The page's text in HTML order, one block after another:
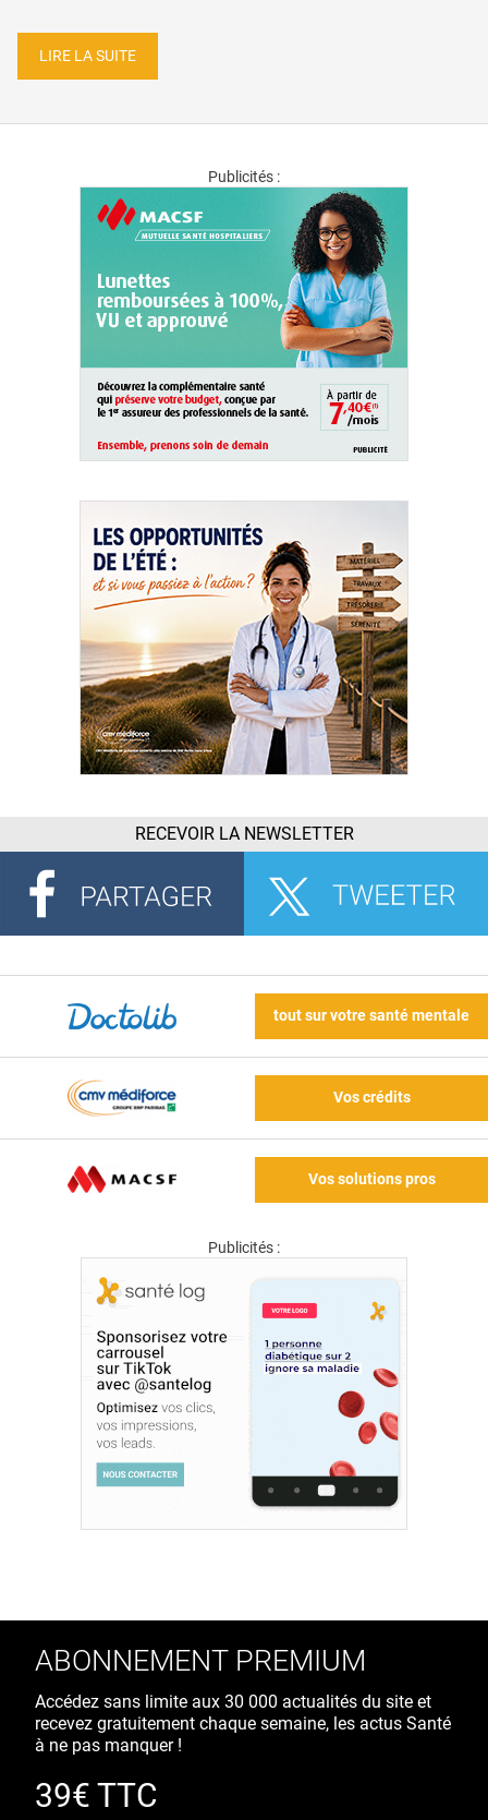
LIRE LA SUITE
Publicités :
RECEVOIR LA NEWSLETTER
tout sur votre santé mentale
Vos crédits
Vos solutions pros
Publicités :
ABONNEMENT PREMIUM
Accédez sans limite aux 30 000 actualités du site et
recevez gratuitement chaque semaine, les actus Santé
à ne pas manquer !
39€ TTC